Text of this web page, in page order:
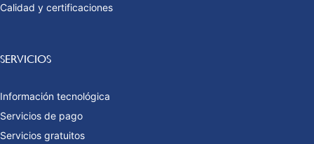
Calidad y certificaciones
SERVICIOS
Información tecnológica
Servicios de pago
Servicios gratuitos